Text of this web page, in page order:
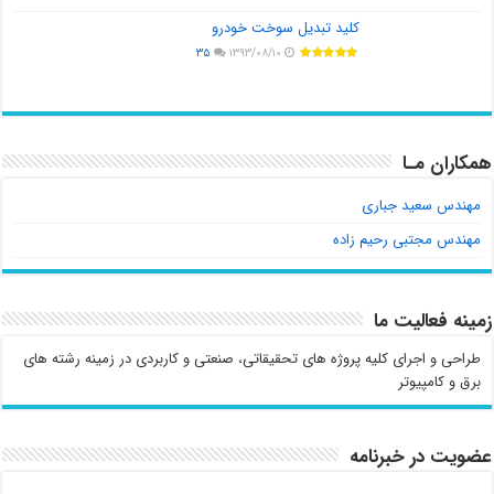
کلید تبدیل سوخت خودرو
۱۳۹۳/۰۸/۱۰ ۳۵
همکاران مـا
مهندس سعید جباری
مهندس مجتبی رحیم زاده
زمینه فعالیت ما
طراحی و اجرای کلیه پروژه های تحقیقاتی، صنعتی و کاربردی در زمینه رشته های
برق و کامپیوتر
عضویت در خبرنامه